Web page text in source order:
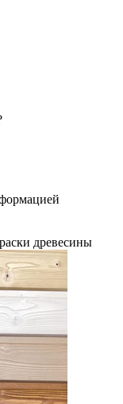
древесины